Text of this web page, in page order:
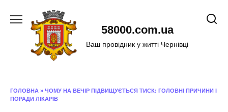
58000.com.ua
Ваш провідник у житті Чернівці
ГОЛОВНА » ЧОМУ НА ВЕЧІР ПІДВИЩУЄТЬСЯ ТИСК: ГОЛОВНІ ПРИЧИНИ І
ПОРАДИ ЛІКАРІВ